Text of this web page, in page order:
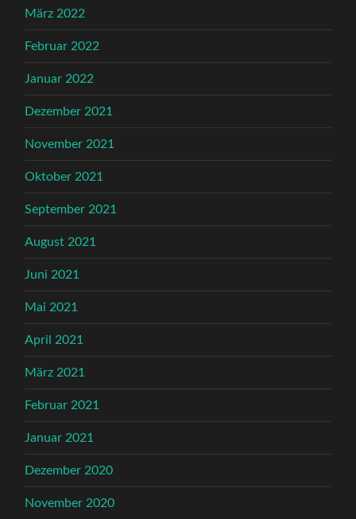
März 2022
Februar 2022
Januar 2022
Dezember 2021
November 2021
Oktober 2021
September 2021
August 2021
Juni 2021
Mai 2021
April 2021
März 2021
Februar 2021
Januar 2021
Dezember 2020
November 2020